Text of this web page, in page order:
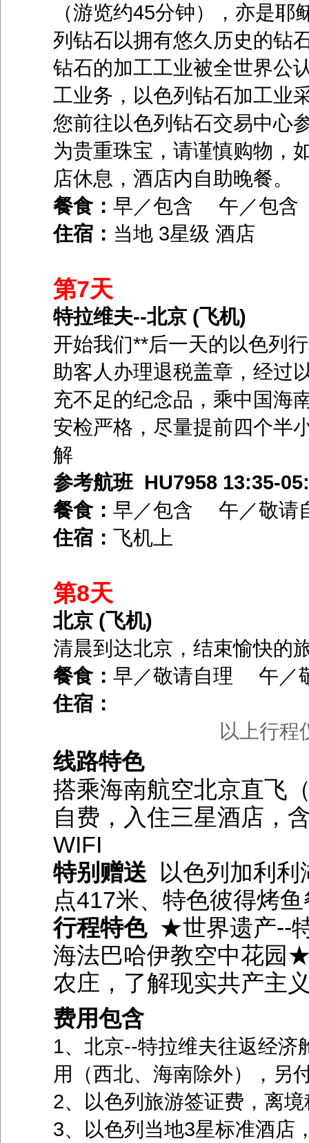
（游览约45分钟），亦是
列钻石以拥有悠久历史的钻
钻石的加工工业被全世界公
工业务，以色列钻石加工业
您前往以色列钻石交易中心
为贵重珠宝，请谨慎购物，
店休息，酒店内自助晚餐。
餐食： 早／包含 午／包
住宿： 当地 3星级 酒店
第7天
特拉维夫--北京 (飞机)
开始我们**后一天的以色列
助客人办理退税盖章，经过
充不足的纪念品，乘中国海
安检严格，尽量提前四个半
解
参考航班 HU7958 13:35-
餐食： 早／包含 午／敬
住宿： 飞机上
第8天
北京 (飞机)
清晨到达北京，结束愉快的
餐食： 早／敬请自理 午
住宿：
以上行程
线路特色
搭乘海南航空北京直飞
自费，入住三星酒店，
WIFI
特别赠送
以色列加利
点417米、特色彼得烤
行程特色★世界遗产--特
海法巴哈伊教空中花园
农庄，了解现实共产主
费用包含
1、北京--特拉维夫往返经济
用（西北、海南除外），另
2、以色列旅游签证费，离境
3、以色列当地3星标准酒店